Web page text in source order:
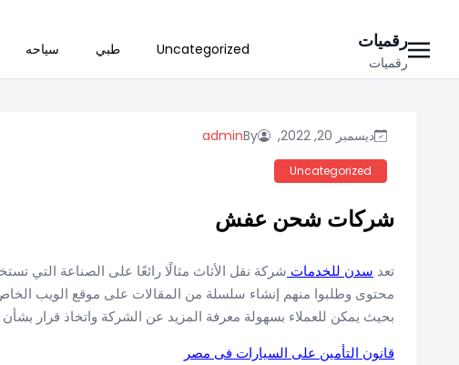
content
رقميات
رقميات
Uncategorized طبي سياحه
ديسمبر 20, 2022, By
admin
Uncategorized
شركات شحن عفش
تعد سدن للخدمات شركة نقل الأثاث مثالًا رائعًا على الصناعة التي
محتوى وطلبوا منهم إنشاء سلسلة من المقالات على موقع الويب
بحيث يمكن للعملاء بسهولة معرفة المزيد عن الشركة واتخاذ قرار بشأن
قانون التأمين على السيارات فى مصر